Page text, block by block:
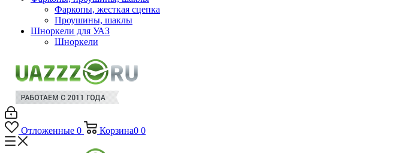
Фаркопы, жесткая сцепка
Проушины, шаклы
Шноркели для УАЗ
Шноркели
Отложенные 0 Корзина0 0